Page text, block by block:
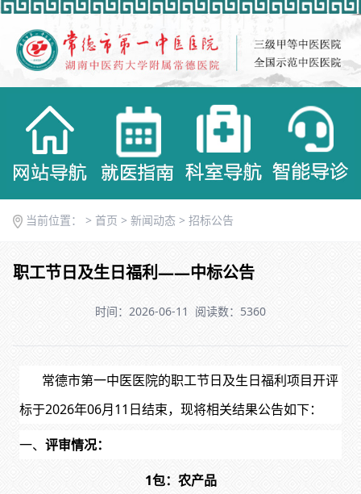
当前位置： > 首页 > 新闻动态 > 招标公告
职工节日及生日福利——中标公告
时间：2026-06-11 阅读数：5360
常德市第一中医医院的职工节日及生日福利项目开评
标于2026年06月11 日结束，现将相关结果公告如下：
一、 评审情况：
1包：农产品